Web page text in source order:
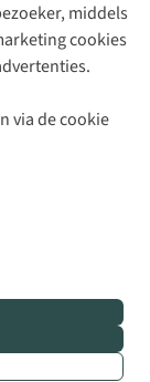
middels
cookies
via de cookie
Bever
B.V.